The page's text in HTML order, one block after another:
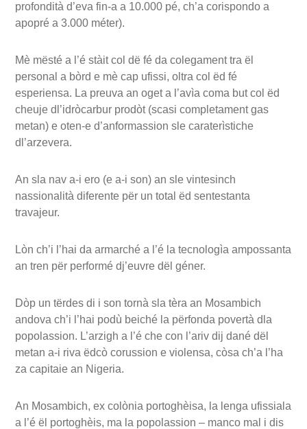
profondità d’eva fin-a a 10.000 pé, ch’a corispondo a
apopré a 3.000 méter).
Mè mësté a l’é stàit col dë fé da colegament tra ël
personal a bòrd e mè cap ufissi, oltra col ëd fé
esperiensa. La preuva an oget a l’avìa coma but col ëd
cheuje dl’idròcarbur prodòt (scasi completament gas
metan) e oten-e d’anformassion sle caraterìstiche
dl’arzevera.
An sla nav a-i ero (e a-i son) an sle vintesinch
nassionalità diferente për un total ëd sentestanta
travajeur.
Lòn ch’i l’hai da armarché a l’é la tecnologìa ampossanta
an tren për performé dj’euvre dël géner.
Dòp un tërdes di i son tornà sla tèra an Mosambich
andova ch’i l’hai podù beiché la përfonda povertà dla
popolassion. L’arzigh a l’é che con l’ariv dij dané dël
metan a-i riva ëdcò corussion e violensa, còsa ch’a l’ha
za capitaie an Nigeria.
An Mosambich, ex colònia portoghèisa, la lenga ufissiala
a l’é ël portoghèis, ma la popolassion – manco mal i dis